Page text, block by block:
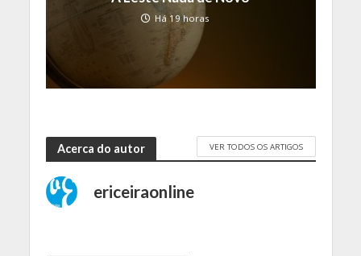
Há 19 horas
Acerca do autor VER TODOS OS ARTIGOS
ericeiraonline